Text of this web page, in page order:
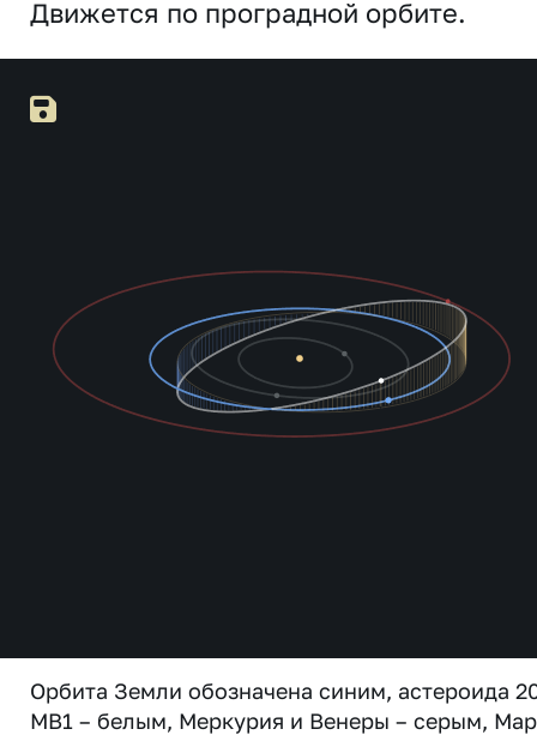
Движется по проградной орбите.
Орбита Земли обозначена синим, астероида
MB1 – белым, Меркурия и Венеры – серым,